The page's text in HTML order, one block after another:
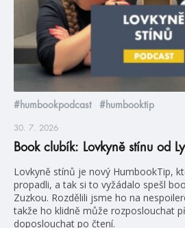
#humbookpodcast #humbooktip
30. 7. 2026
Book clubík: Lovkyně stínu od
Lovkyně stínů je nový HumbookTip,
propadli, a tak si to vyžádalo spešl
Zuzkou. Rozdělili jsme ho na
takže ho klidně může rozposlouchat
doposlouchat po čtení.